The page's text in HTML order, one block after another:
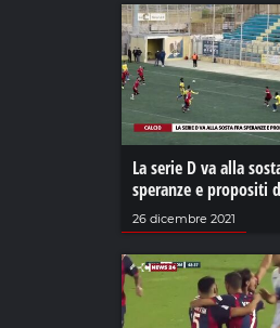
La serie D va alla
speranze e propositi
26 dicembre 2021